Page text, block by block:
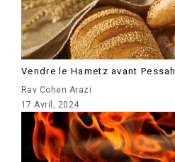
Vendre le Hametz avant Pessah
Rav Cohen Arazi
17 Avril, 2024